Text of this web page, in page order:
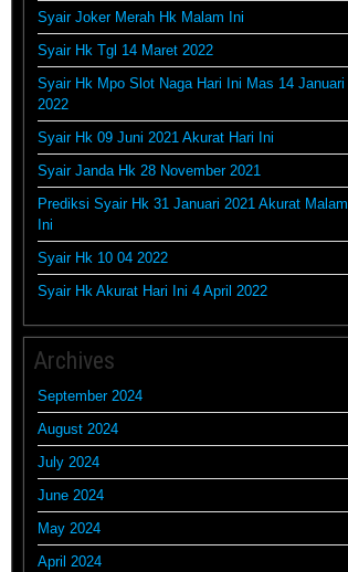
Syair Joker Merah Hk Malam Ini
Syair Hk Tgl 14 Maret 2022
Syair Hk Mpo Slot Naga Hari Ini Mas 14 Januari
2022
Syair Hk 09 Juni 2021 Akurat Hari Ini
Syair Janda Hk 28 November 2021
Prediksi Syair Hk 31 Januari 2021 Akurat Malam
Ini
Syair Hk 10 04 2022
Syair Hk Akurat Hari Ini 4 April 2022
Archives
September 2024
August 2024
July 2024
June 2024
May 2024
April 2024